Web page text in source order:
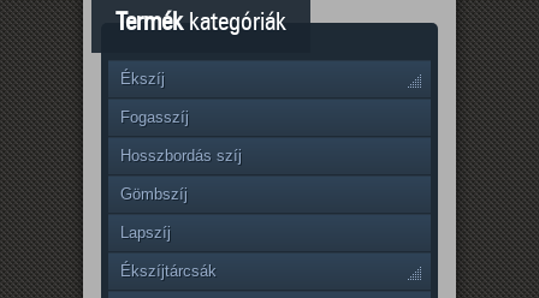
Termékkategóriák
Ékszíj
Fogasszíj
Hosszbordás szíj
Gömbszíj
Lapszíj
Ékszíjtárcsák